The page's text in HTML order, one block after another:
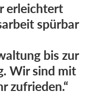
erleichtert
spürbar
bis zur
Wir sind mit
zufrieden.“